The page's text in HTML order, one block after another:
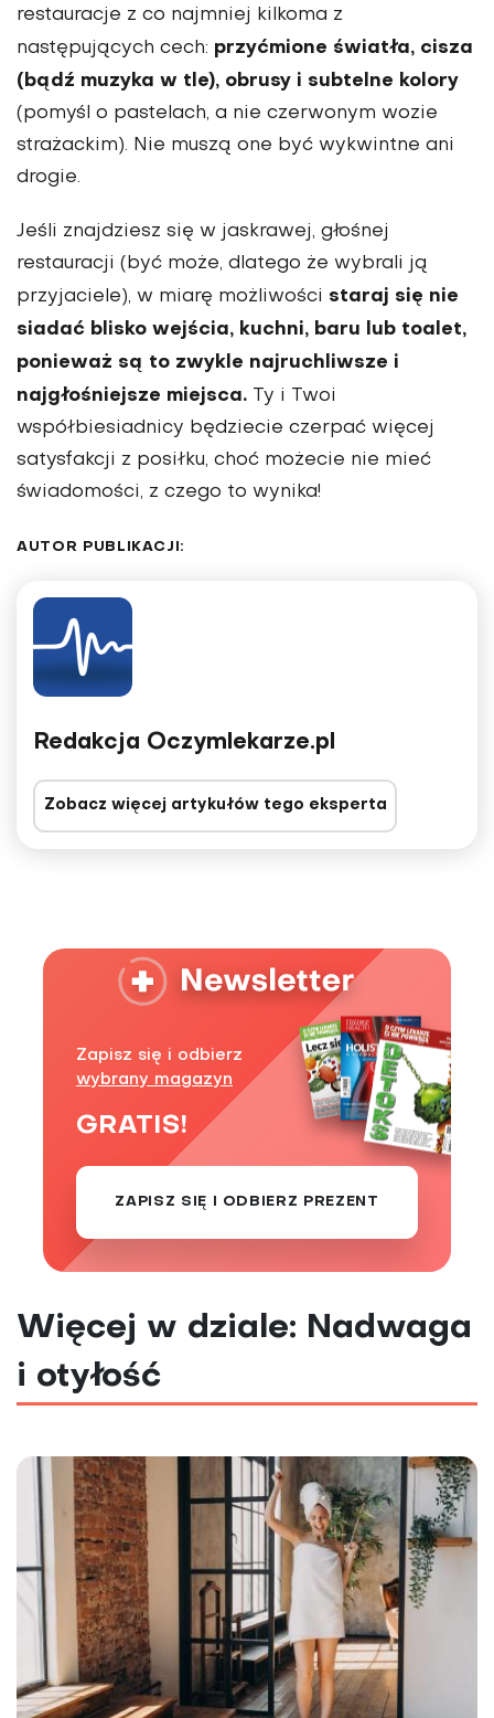
restauracje z co najmniej kilkoma z
następujących cech: przyćmione światła, cisza
(bądź muzyka w tle), obrusy i subtelne kolory
(pomyśl o pastelach, a nie czerwonym wozie
stra­żackim). Nie muszą one być wykwintne ani
drogie.
Jeśli znajdziesz się w jaskrawej, głośnej
restauracji (być może, dlatego że wybrali ją
przyjaciele), w miarę możliwości staraj się nie
siadać blisko wejścia, kuchni, baru lub toalet,
ponieważ są to zwykle najruchliwsze i
najgłośniejsze miejsca. Ty i Twoi
współbiesiadnicy będziecie czerpać więcej
satysfakcji z posiłku, choć możecie nie mieć
świadomości, z czego to wynika!
AUTOR PUBLIKACJI:
Redakcja Oczymlekarze.pl
Zobacz więcej artykułów tego eksperta
Zapisz się i odbierz
wybrany magazyn
GRATIS!
ZAPISZ SIĘ I ODBIERZ PREZENT
Więcej w dziale: Nadwaga
i otyłość